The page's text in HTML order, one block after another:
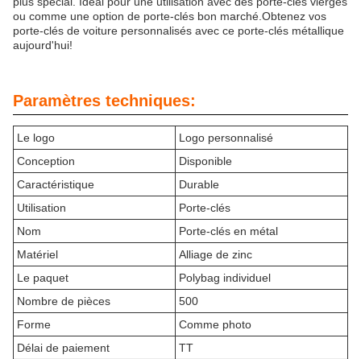
ou comme une option de porte-clés bon marché.Obtenez vos
porte-clés de voiture personnalisés avec ce porte-clés métallique
aujourd'hui!
Paramètres techniques:
Le logo
Logo personnalisé
Conception
Disponible
Caractéristique
Durable
Utilisation
Porte-clés
Nom
Porte-clés en métal
Matériel
Alliage de zinc
Le paquet
Polybag individuel
Nombre de pièces
500
Forme
Comme photo
Délai de paiement
TT